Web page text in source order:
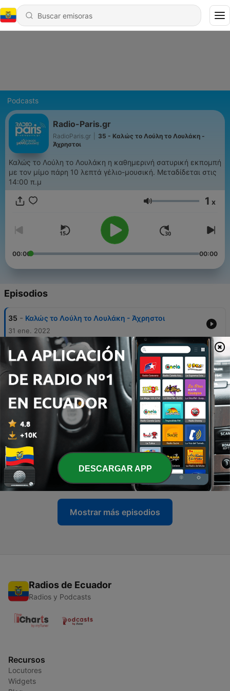
Podcasts
Radio-Paris.gr
RadioParis.gr
35 - Καλώς το Λούλη το Λουλάκη -
Άχρηστοι
Καλώς το Λούλη το Λουλάκη η καθημερινή σατυρική εκπομπή
με τον μίμο πάρη 10 λεπτά γέλιο-μουσική. Μεταδίδεται στις
14:00 π.μ
Volumen 1 x
00:00 00:00
Episodios
35 - Καλώς το Λούλη το Λουλάκη - Άχρηστοι
31 ene. 2022
24 -
Καλώς το Λούλη το Λουλάκη - Άδωνης Η
Επιστροφή
Καλώς το Λούλη το Λουλάκη - Εμβόλια
03 abr. 2021
18 - Καλώς το Λούλη το Λουλάκη - Ικαρία
09 feb. 2021
11 - Καλώς το Λούλη το Λουλάκη - Ο Μεγάλος
Περίπατος
28 sep. 2020
Mostrar más episodios
Radios de Ecuador
Radios y Podcasts
Recursos
Locutores
Widgets
DESCARGAR APP